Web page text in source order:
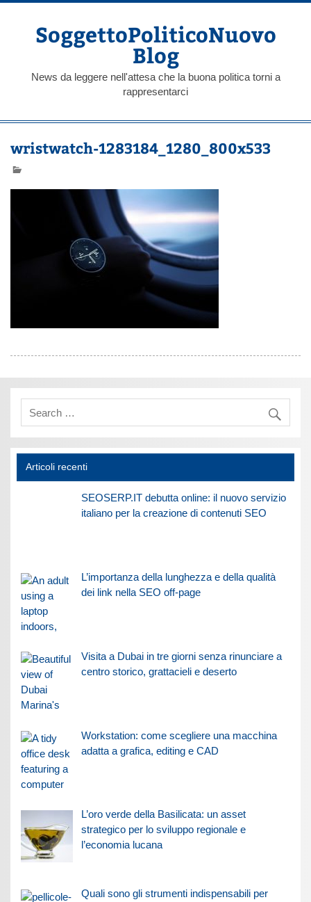
Skip
SoggettoPoliticoNuovo
Blog
News da leggere nell'attesa che la buona politica torni a
rappresentarci
wristwatch-1283184_1280_800x533
Articoli recenti
SEOSERP.IT debutta online: il nuovo servizio
italiano per la creazione di contenuti SEO
L’importanza della lunghezza e della qualità
dei link nella SEO off-page
Visita a Dubai in tre giorni senza rinunciare a
centro storico, grattacieli e deserto
Workstation: come scegliere una macchina
adatta a grafica, editing e CAD
L’oro verde della Basilicata: un asset
strategico per lo sviluppo regionale e
l’economia lucana
Quali sono gli strumenti indispensabili per